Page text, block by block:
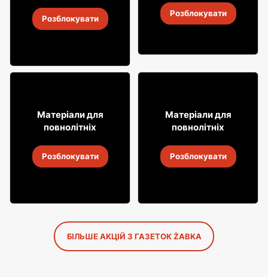
Горілка Żołądkowa Gorzka
18 серп. 2026
Розблокувати 18 серп. 2026
Розблокувати
49
Алкогольні напої Soplica
18 серп. 2026
Матеріали для
повнолітніх
Розблокувати
3199
Алкогольні напої Soplica
18 серп. 2026
Матеріали для
повнолітніх
Розблокувати
БІЛЬШЕ АКЦІЙ З ГАЗЕТОК ŻABKA